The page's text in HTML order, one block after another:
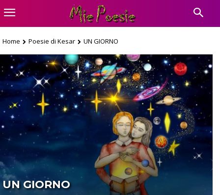
Home Poesie di Kesar UN GIORNO
UN GIORNO